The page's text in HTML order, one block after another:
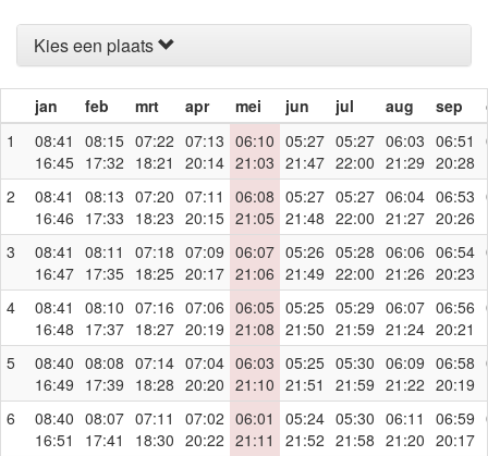
Kies een plaats
jan feb mrt apr mei jun jul aug sep
1
08:41
16:45
08:15
17:32
07:22
18:21
07:13
20:14
06:10
21:03
05:27
21:47
05:27
22:00
06:03
21:29
06:51
20:28
2
08:41
16:46
08:13
17:33
07:20
18:23
07:11
20:15
06:08
21:05
05:27
21:48
05:27
22:00
06:04
21:27
06:53
20:26
3
08:41
16:47
08:11
17:35
07:18
18:25
07:09
20:17
06:07
21:06
05:26
21:49
05:28
22:00
06:06
21:26
06:54
20:23
4
08:41
16:48
08:10
17:37
07:16
18:27
07:06
20:19
06:05
21:08
05:25
21:50
05:29
21:59
06:07
21:24
06:56
20:21
5
08:40
16:49
08:08
17:39
07:14
18:28
07:04
20:20
06:03
21:10
05:25
21:51
05:30
21:59
06:09
21:22
06:58
20:19
6
08:40
16:51
08:07
17:41
07:11
18:30
07:02
20:22
06:01
21:11
05:24
21:52
05:30
21:58
06:11
21:20
06:59
20:17